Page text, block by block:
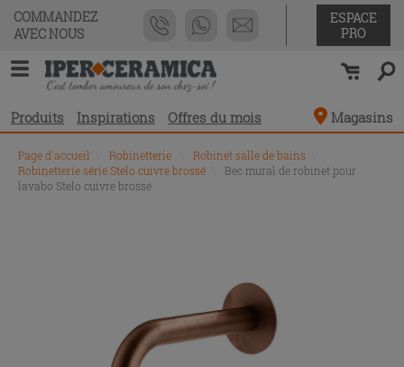
COMMANDEZ
AVEC NOUS
ESPACE
PRO
Produits Inspirations Offres du mois Magasins
Page d'accueil Robinetterie Robinet salle de bains
Robinetterie série Stelo cuivre brossé
Bec mural de robinet pour
lavabo Stelo cuivre brossé